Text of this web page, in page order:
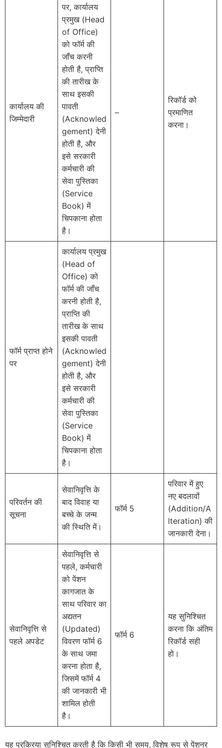
कार्यालय की
जिम्मेदारी
पर, कार्यालय
प्रमुख (Head
of Office)
को फॉर्म की
जाँच करनी
होती है, प्राप्ति
की तारीख के
साथ इसकी
पावती
(Acknowled
gement) देनी
होती है, और
इसे सरकारी
कर्मचारी की
सेवा पुस्तिका
(Service
Book) में
चिपकाना होता
है।
–
रिकॉर्ड को
प्रमाणित
करना।
फॉर्म प्राप्त होने
पर
कार्यालय प्रमुख
(Head of
Office) को
फॉर्म की जाँच
करनी होती है,
प्राप्ति की
तारीख के साथ
इसकी पावती
(Acknowled
gement) देनी
होती है, और
इसे सरकारी
कर्मचारी की
सेवा पुस्तिका
(Service
Book) में
चिपकाना होता
है।
परिवर्तन की
सूचना
सेवानिवृत्ति के
बाद विवाह या
बच्चे के जन्म
की स्थिति में।
फॉर्म 5
परिवार में हुए
नए बदलावों
(Addition/A
lteration) की
जानकारी देना।
सेवानिवृत्ति से
पहले अपडेट
सेवानिवृत्ति से
पहले, कर्मचारी
को पेंशन
कागजात के
साथ परिवार का
अद्यतन
(Updated)
विवरण फॉर्म 6
के साथ जमा
करना होता है,
जिसमें फॉर्म 4
की जानकारी भी
शामिल होती
है।
फॉर्म 6
यह सुनिश्चित
करना कि अंतिम
रिकॉर्ड सही
हो।
यह प्रक्रिया सुनिश्चित करती है कि किसी भी समय, विशेष रूप से पेंशनर